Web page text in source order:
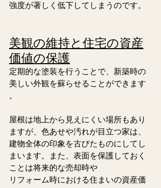
強度が著しく低下してしまうのです。
美観の維持と住宅の資産
価値の保護
定期的な塗装を行うことで、新築時の
美しい外観を蘇らせることができます
。
屋根は地上から見えにくい場所もあり
ますが、色あせや汚れが目立つ家は、
建物全体の印象を古びたものにしてし
まいます。また、表面を保護しておく
ことは将来的な売却時や
リフォーム時における住まいの資産価